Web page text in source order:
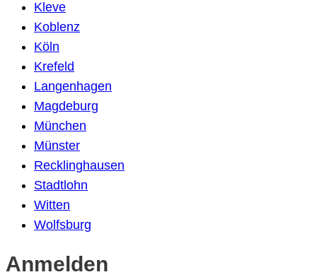
Kleve
Koblenz
Köln
Krefeld
Langenhagen
Magdeburg
München
Münster
Recklinghausen
Stadtlohn
Witten
Wolfsburg
Anmelden